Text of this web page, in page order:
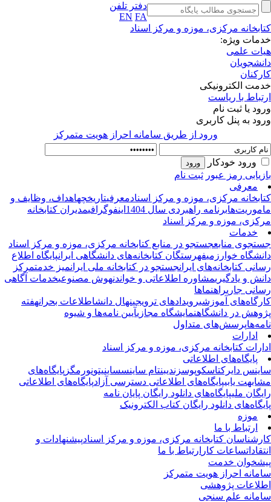
دفتر تلفن
EN FA
مرکزی، موزه و مرکز اسناد
ویژه:
علمی
الکترونیکی
با ریاست
یا ثبت نام
به پنل کاربری
ورود از طريق سامانه احراز هويت متمركز
ورود خودکار
رمز عبور ثبت نام
معرفی
مرکزی، موزه و مرکز اسنادمعرفیتاریخچهاهداف، وظایف و
برنامه راهبردی سال 1404 اینفوگرافیمدیران کتابخانه
موزه و مرکز اسناد
خدمات
منابعجستجو در منابع کتابخانه مرکزی، موزه و مرکز اسناد
خوارزمیفهرستگان کتابخانه‌های دانشگاهی ایران پایگاه اطلاع‌
کتابخانه‌های ایران جستجو در کتابخانه ملی ایران میز خدمتمرکز
و یادگیریمشاوره اطلاعاتی و خواندنهوش مصنوعیخدمات آگاهی
جاریراهنماها
آموزشیرویدادهای ترویجینهال دانشاطلاعات بحران هفته
در دانشگاهنمایشگاه مجازیآیین نامه‌ها و شیوه
پرسش‌های متداول
ادارات
کتابخانه مرکزی، موزه و مرکز اسناد
پایگاه‌های اطلاعاتی
دایرکتاسکوپوسزندیبنتام ساینسساینیتونورمگزپایگاه‌های
یابیپایگاه‌های اطلاعاتی دسترسی آزاد پایگاه‌های اطلاعاتی
ملیپایگاه‌های دانلود رایگان پایان نامه
دانلود رایگان کتاب الکترونیک
موزه
ارتباط با ما
کتابخانه مرکزی، موزه و مرکز اسنادپیشنهادات و
ساعات کارارتباط با ما
خدمت
احراز هویت متمرکز
پژوهشی
علم سنجی